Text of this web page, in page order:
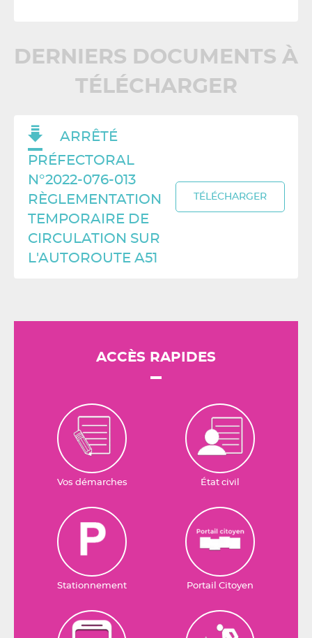
DERNIERS DOCUMENTS À
TÉLÉCHARGER
ARRÊTÉ
PRÉFECTORAL
N°2022-076-013
RÈGLEMENTATION
TEMPORAIRE DE
CIRCULATION SUR
L'AUTOROUTE A51
TÉLÉCHARGER
ACCÈS RAPIDES
Vos démarches État civil
Stationnement Portail Citoyen